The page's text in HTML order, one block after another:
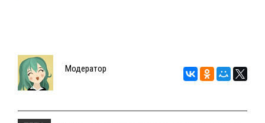
Модератор